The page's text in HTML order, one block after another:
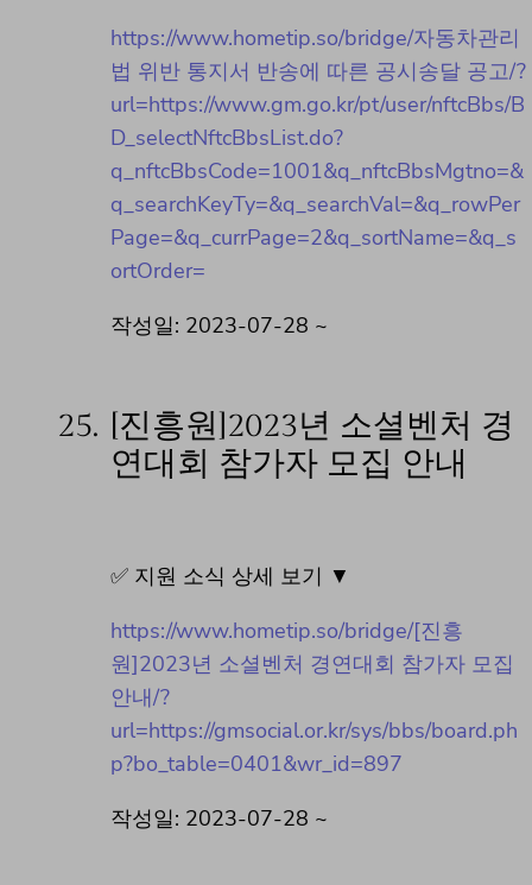
https://www.hometip.so/bridge/자동차관리
법 위반 통지서 반송에 따른 공시송달 공고/?
url=https://www.gm.go.kr/pt/user/nftcBbs/B
D_selectNftcBbsList.do?
q_nftcBbsCode=1001&q_nftcBbsMgtno=&
q_searchKeyTy=&q_searchVal=&q_rowPer
Page=&q_currPage=2&q_sortName=&q_s
ortOrder=
작성일: 2023-07-28 ~
25.
[진흥원]2023년 소셜벤처 경
연대회 참가자 모집 안내
✅ 지원 소식 상세 보기 ▼
https://www.hometip.so/bridge/[진흥
원]2023년 소셜벤처 경연대회 참가자 모집
안내/?
url=https://gmsocial.or.kr/sys/bbs/board.ph
p?bo_table=0401&wr_id=897
작성일: 2023-07-28 ~